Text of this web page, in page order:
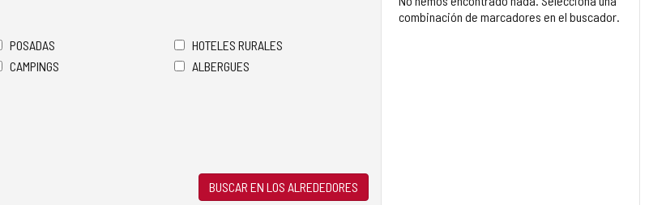
POSADAS
HOTELES RURALES
CAMPINGS
ALBERGUES
BUSCAR EN LOS ALREDEDORES
combinación de marcadores en el buscador.